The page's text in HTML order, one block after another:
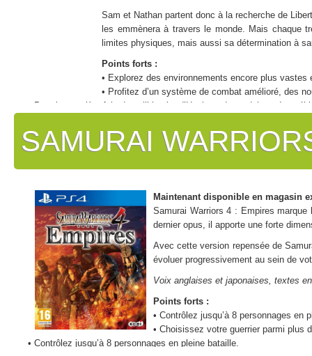
Sam et Nathan partent donc à la recherche de
les emmènera à travers le monde. Mais chaque
limites physiques, mais aussi sa détermination à
Points forts :
• Explorez des environnements encore plus vastes
• Profitez d’un système de combat amélioré, des
• Pour la première fois dans l’histoire d’Uncharted, conduisez des
SAMURAI
Maintenant disponible en magasin
Samurai Warriors 4 : Empires
dernier opus, il apporte une forte
Avec cette version repensée de
évoluer progressivement au sein de
Voix anglaises et japonaises, textes
Points forts :
• Contrôlez jusqu’à 8 personnages en
• Choisissez votre guerrier parmi plus
• Contrôlez jusqu’à 8 personnages en pleine bataille.